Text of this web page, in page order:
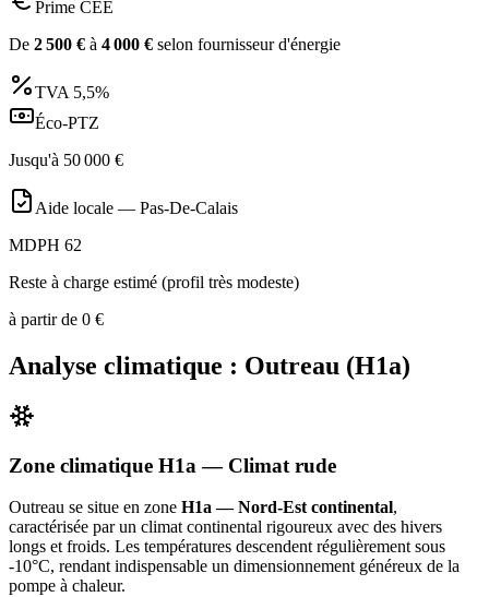
Prime CEE
De 2 500 € à 4 000 € selon fournisseur d'énergie
TVA 5,5%
Éco-PTZ
Jusqu'à 50 000 €
Aide locale — Pas-De-Calais
MDPH 62
Reste à charge estimé (profil très modeste)
à partir de 0 €
Analyse climatique : Outreau (H1a)
Zone climatique H1a — Climat rude
Outreau se situe en zone H1a — Nord-Est continental,
caractérisée par un climat continental rigoureux avec des hivers
longs et froids. Les températures descendent régulièrement sous
-10°C, rendant indispensable un dimensionnement généreux de la
pompe à chaleur.